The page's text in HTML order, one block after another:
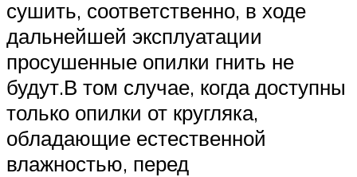
сушить, соответственно, в ходе
дальнейшей эксплуатации
просушенные опилки гнить не
будут.В том случае, когда доступны
только опилки от кругляка,
обладающие естественной
влажностью, перед